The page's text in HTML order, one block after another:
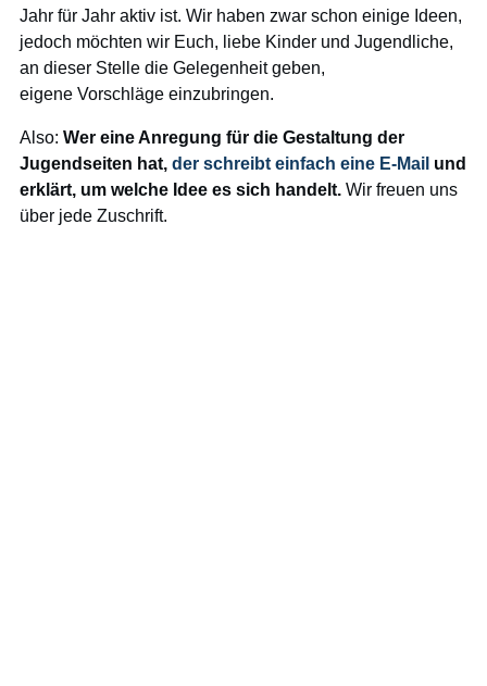
Jahr für Jahr aktiv ist. Wir haben zwar schon einige Ideen,
jedoch möchten wir Euch, liebe Kinder und Jugendliche,
an dieser Stelle die Gelegenheit geben,
eigene Vorschläge einzubringen.
Also: Wer eine Anregung für die Gestaltung der
Jugendseiten hat, der schreibt einfach eine E-Mail und
erklärt, um welche Idee es sich handelt. Wir freuen uns
über jede Zuschrift.